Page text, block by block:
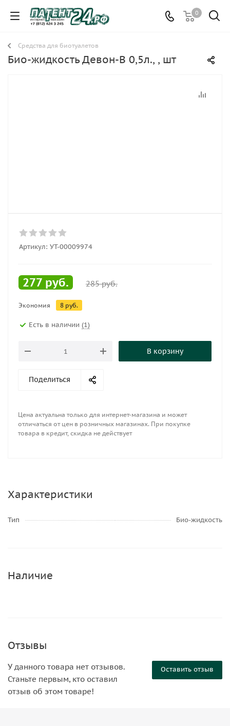
0
Средства для биотуалетов
Био-жидкость Девон-В 0,5л., , шт
Артикул: УТ-00009974
277 руб. 285руб.
Экономия 8 руб.
Есть в наличии (1)
В корзину
Поделиться
Цена актуальна только для интернет-магазина и может
отличаться от цен в розничных магазинах. При покупке
товара в кредит, скидка не действует
Характеристики
Тип Био-жидкость
Наличие
Отзывы
Оставить отзыв
У данного товара нет отзывов.
Станьте первым, кто оставил
отзыв об этом товаре!